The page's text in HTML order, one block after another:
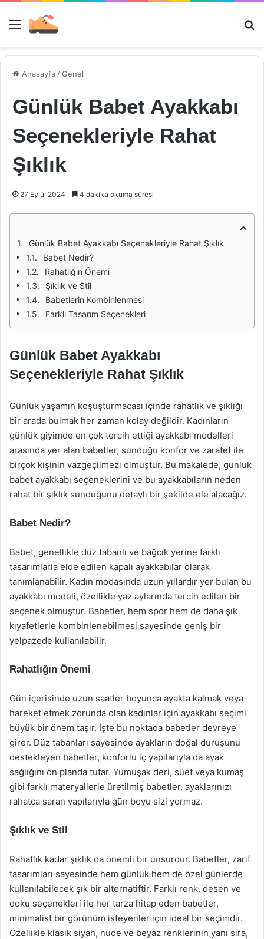
Menü
Anasayfa /Genel
Günlük Babet Ayakkabı
Seçenekleriyle Rahat
Şıklık
27 Eylül 2024 4 dakika okuma süresi
Günlük Babet Ayakkabı Seçenekleriyle Rahat Şıklık
Babet Nedir?
Rahatlığın Önemi
Şıklık ve Stil
Babetlerin Kombinlenmesi
Farklı Tasarım Seçenekleri
Günlük Babet Ayakkabı
Seçenekleriyle Rahat Şıklık
Günlük yaşamın koşuşturmacası içinde rahatlık ve şıklığı
bir arada bulmak her zaman kolay değildir. Kadınların
günlük giyimde en çok tercih ettiği ayakkabı modelleri
arasında yer alan babetler, sunduğu konfor ve zarafet ile
birçok kişinin vazgeçilmezi olmuştur. Bu makalede, günlük
babet ayakkabı seçeneklerini ve bu ayakkabıların neden
rahat bir şıklık sunduğunu detaylı bir şekilde ele alacağız.
Babet Nedir?
Babet, genellikle düz tabanlı ve bağcık yerine farklı
tasarımlarla elde edilen kapalı ayakkabılar olarak
tanımlanabilir. Kadın modasında uzun yıllardır yer bulan bu
ayakkabı modeli, özellikle yaz aylarında tercih edilen bir
seçenek olmuştur. Babetler, hem spor hem de daha şık
kıyafetlerle kombinlenebilmesi sayesinde geniş bir
yelpazede kullanılabilir.
Rahatlığın Önemi
Gün içerisinde uzun saatler boyunca ayakta kalmak veya
hareket etmek zorunda olan kadınlar için ayakkabı seçimi
büyük bir önem taşır. İşte bu noktada babetler devreye
girer. Düz tabanları sayesinde ayakların doğal duruşunu
destekleyen babetler, konforlu iç yapılarıyla da ayak
sağlığını ön planda tutar. Yumuşak deri, süet veya kumaş
gibi farklı materyallerle üretilmiş babetler, ayaklarınızı
rahatça saran yapılarıyla gün boyu sizi yormaz.
Şıklık ve Stil
Rahatlık kadar şıklık da önemli bir unsurdur. Babetler, zarif
tasarımları sayesinde hem günlük hem de özel günlerde
kullanılabilecek şık bir alternatiftir. Farklı renk, desen ve
doku seçenekleri ile her tarza hitap eden babetler,
minimalist bir görünüm isteyenler için ideal bir seçimdir.
Özellikle klasik siyah, nude ve beyaz renklerinin yanı sıra,